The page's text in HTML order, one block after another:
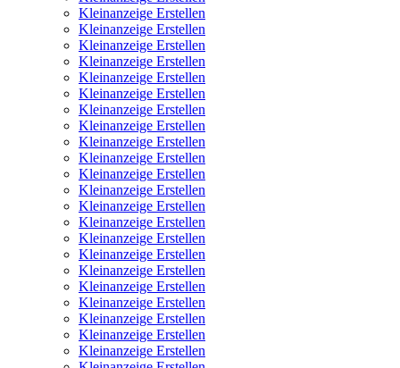
Kleinanzeige Erstellen
Kleinanzeige Erstellen
Kleinanzeige Erstellen
Kleinanzeige Erstellen
Kleinanzeige Erstellen
Kleinanzeige Erstellen
Kleinanzeige Erstellen
Kleinanzeige Erstellen
Kleinanzeige Erstellen
Kleinanzeige Erstellen
Kleinanzeige Erstellen
Kleinanzeige Erstellen
Kleinanzeige Erstellen
Kleinanzeige Erstellen
Kleinanzeige Erstellen
Kleinanzeige Erstellen
Kleinanzeige Erstellen
Kleinanzeige Erstellen
Kleinanzeige Erstellen
Kleinanzeige Erstellen
Kleinanzeige Erstellen
Kleinanzeige Erstellen